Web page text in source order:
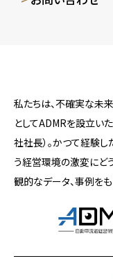
私たちは、不確実な未
としてADMRを設立い
社社長）。かつて経験
う経営環境の激変にど
観的なデータ、事例をも